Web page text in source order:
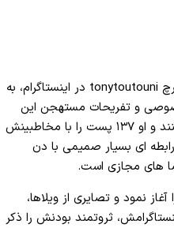
تونی توتونی از میلیارد های فعال در اینستاگرام نیز می باشد. شما می توانید با سرچ tonytoutouni در اینستاگرام، به
و تفریحات مستهجن این
شخصیت می باشد. هم اکنون اینستاگرام تونی توتونی را ۴۶۰ هزار نفر دنبال می کنند و او ۱۳۷ پست را با مخاطبینش
ای بسیار صمیمی با دن
های مجازی است.
نمود و تصایری از ویلاها،
ثروتمند بودنش را ذکر